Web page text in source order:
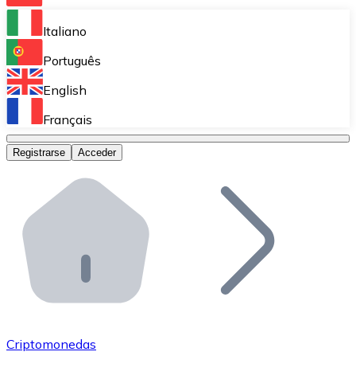
Bitnovo Ramp
Integra nuestra solución en tu plataforma.
Bitnovo Giftcards
Bitnovo OTC
Bitnovo ATM
Integra un ATM Bitnovo en tu negocio y permite que
Bitnovo API
Integra nuestra API en tu ecosistema.
Únete a nuestra red de distribuidores.
Italiano
Português
English
Français
Registrarse Acceder
Criptomonedas